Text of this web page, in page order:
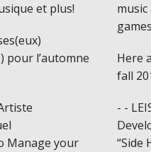
et plus!
pour l’automne
Manage your
Here
fall
- -
“Side